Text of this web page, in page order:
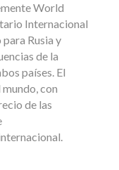
World
Internacional
Rusia y
de la
países. El
con
de las